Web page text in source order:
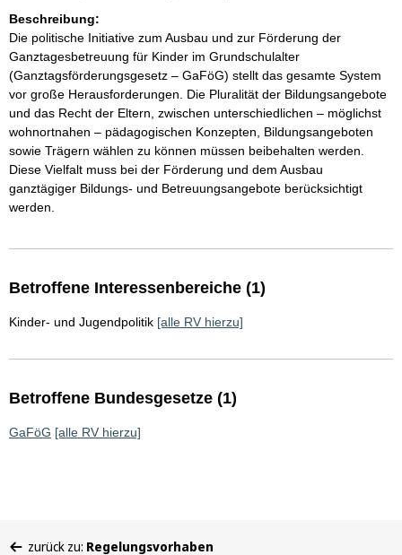
Beschreibung:
Die politische Initiative zum Ausbau und zur Förderung der
Ganztagesbetreuung für Kinder im Grundschulalter
(Ganztagsförderungsgesetz – GaFöG) stellt das gesamte System
vor große Herausforderungen. Die Pluralität der Bildungsangebote
und das Recht der Eltern, zwischen unterschiedlichen – möglichst
wohnortnahen – pädagogischen Konzepten, Bildungsangeboten
sowie Trägern wählen zu können müssen beibehalten werden.
Diese Vielfalt muss bei der Förderung und dem Ausbau
ganztägiger Bildungs- und Betreuungsangebote berücksichtigt
werden.
Betroffene Interessenbereiche (1)
Kinder- und Jugendpolitik [alle RV hierzu]
Betroffene Bundesgesetze (1)
GaFöG [alle RV hierzu]
zurück zu: Regelungsvorhaben